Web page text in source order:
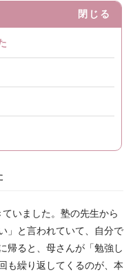
閉じる
いました。塾の先生から
」と言われていて、自分で
帰ると、母さんが「勉強し
も繰り返してくるのが、本